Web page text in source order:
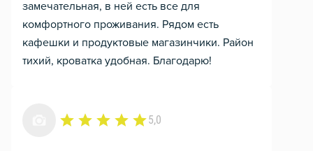
замечательная, в ней есть все для
комфортного проживания. Рядом есть
кафешки и продуктовые магазинчики. Район
тихий, кроватка удобная. Благодарю!
5,0